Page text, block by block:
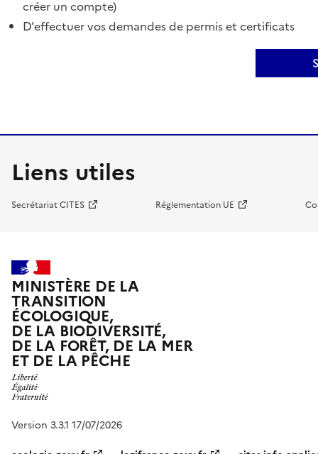
créer un compte)
D'effectuer vos demandes de permis et certificats
Liens utiles
Secrétariat CITES Réglementation UE
MINISTÈRE DE LA
TRANSITION
ÉCOLOGIQUE,
DE LA BIODIVERSITÉ,
DE LA FORÊT, DE LA MER
ET DE LA PÊCHE
Version 3.3.1 17/07/2026